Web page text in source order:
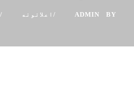
BY
ADMIN اعلانونه